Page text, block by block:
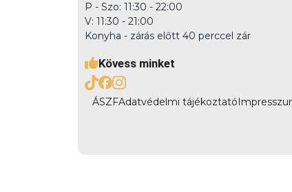
P - Szo: 11:30 - 22:00
V: 11:30 - 21:00
Konyha - zárás előtt 40 perccel zár
Kövess minket
ÁSZFAdatvédelmi tájékoztató